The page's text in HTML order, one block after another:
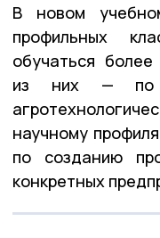
В новом
профильных
обучаться
из них — по
научному
по созданию
конкретных